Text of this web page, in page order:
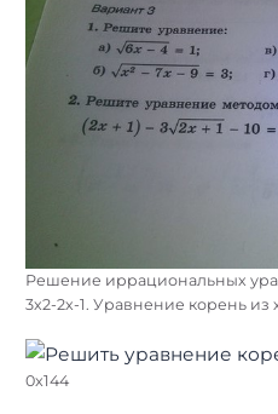
Решение иррациональных
3х2-2х-1. Уравнение корень из
0x144